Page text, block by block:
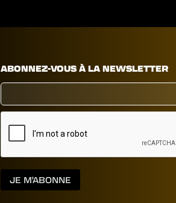
ABONNEZ-VOUS À LA NEWSLETTER